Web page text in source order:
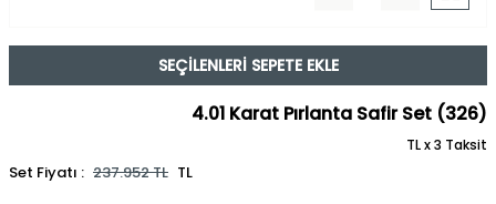
SEÇILENLERI SEPETE EKLE
4.01 Karat Pırlanta Safir Set (326)
TL x 3 Taksit
Set Fiyatı : 237.952TL TL